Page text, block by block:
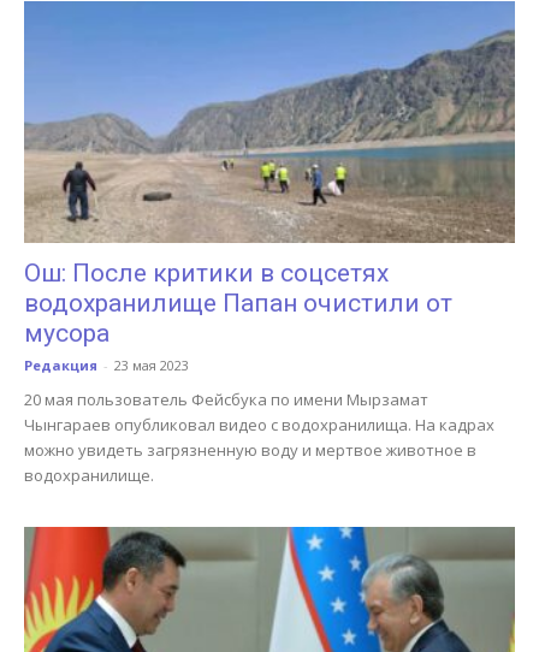
Ош: После критики в соцсетях
водохранилище Папан очистили от
мусора
Редакция - 23 мая 2023
20 мая пользователь Фейсбука по имени Мырзамат
Чынгараев опубликовал видео с водохранилища. На кадрах
можно увидеть загрязненную воду и мертвое животное в
водохранилище.